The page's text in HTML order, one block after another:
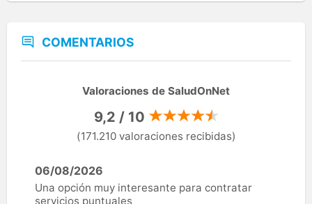
COMENTARIOS
Valoraciones de SaludOnNet
9,2 / 10
(171.210 valoraciones recibidas)
06/08/2026
Una opción muy interesante para contratar
servicios puntuales